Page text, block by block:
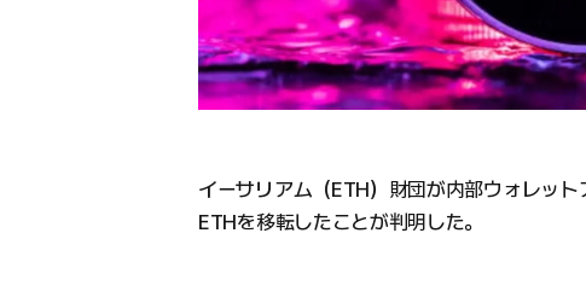
イーサリアム（ETH）財団が内部ウォレッ
ETHを移転したことが判明した。